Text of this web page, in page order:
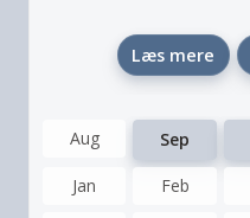
Læs mere
Aug Sep
Jan Feb